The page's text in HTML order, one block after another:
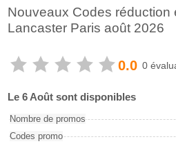
Nouveaux Codes réduction
Lancaster Paris août 2026
0.0 0
Le 6 Août sont disponibles
Nombre de promos
Codes promo